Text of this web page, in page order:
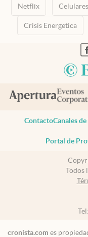
Netflix Celulares
Crisis Energetica
ContactoCanales
Portal de
Todos
Tel:
cronista.com es